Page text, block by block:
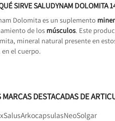
SIRVE SALUDYNAM DOLOMITA
Dolomita es un suplemento
de los músculos. Este
mineral natural presente en
el cuerpo.
MARCAS DESTACADAS DE
SalusArkocapsulasNeoSolgar